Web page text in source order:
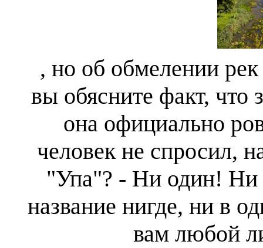
, но об обмелении
вы обясните факт, что
она официально
человек не спросил,
"Упа"? - Ни один! Ни
название нигде, ни в
вам любой